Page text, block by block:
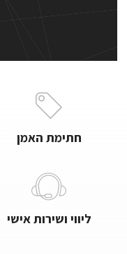
חתימת האמן
ליווי ושירות אישי